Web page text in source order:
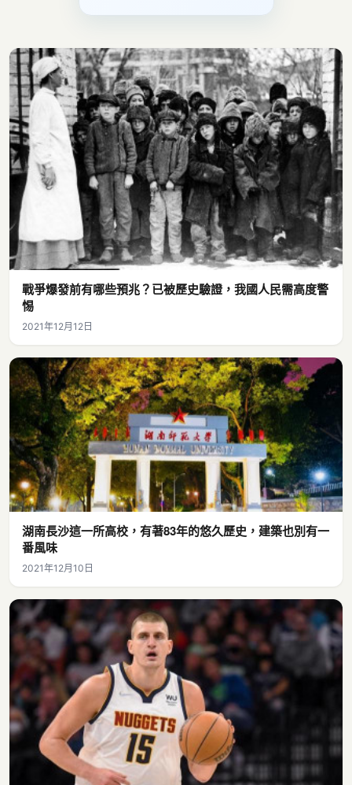
戰爭爆發前有哪些預兆？已被歷史驗證，我國人民需高度警
惕
2021年12月12日
湖南長沙這一所高校，有著83年的悠久歷史，建築也別有一
番風味
2021年12月10日